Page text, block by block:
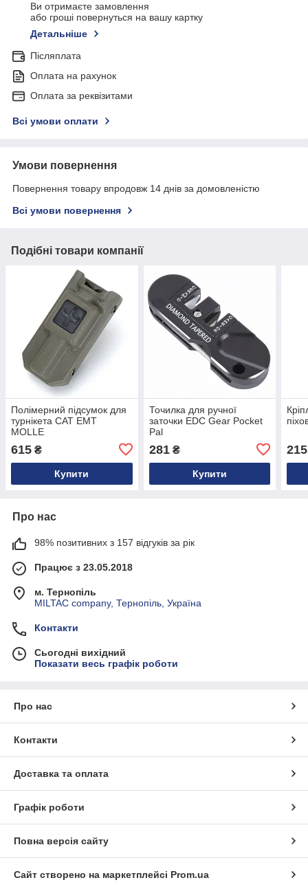
Ви отримаєте замовлення
або гроші повернуться на вашу картку
Детальніше
Післяплата
Оплата на рахунок
Оплата за реквізитами
Всі умови оплати
Умови повернення
Повернення товару впродовж 14 днів за домовленістю
Всі умови повернення
Подібні товари компанії
Полімерний підсумок для
турнікета CAT EMT
MOLLE
615 ₴
Купити
Точилка для ручної
заточки EDC Gear Pocket
Pal
281₴
Купити
215
Про нас
98% позитивних з 157 відгуків за рік
Працює з 23.05.2018
м. Тернопіль
MILTAC company, Тернопіль, Україна
Контакти
Сьогодні вихідний
Показати весь графік роботи
Про нас
Контакти
Доставка та оплата
Графік роботи
Повна версія сайту
Сайт створено на маркетплейсі Prom.ua